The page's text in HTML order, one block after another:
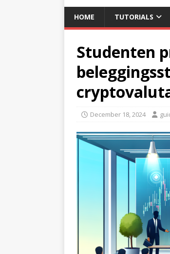
HOME TUTORIALS
Studenten
December 18, 2024